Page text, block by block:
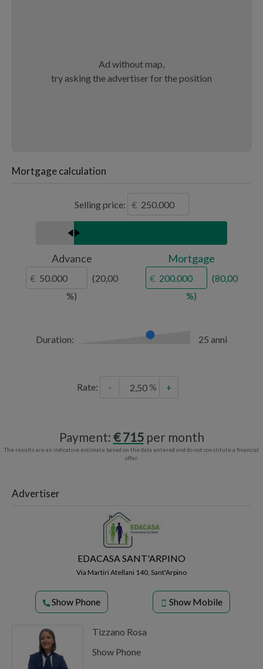
Ad without map,
try asking the advertiser for the position
Mortgage calculation
Selling price:
Advance
20,00
Mortgage
80,00
Duration: 25 anni
Rate: - +
Payment: 715per month
The results are an indicative estimate based on the data entered and do not constitute a financial
offer.
Advertiser
EDACASA SANT'ARPINO
Via Martiri Atellani 140, Sant'Arpino
Show Phone Show Mobile
Tizzano Rosa
Show Phone